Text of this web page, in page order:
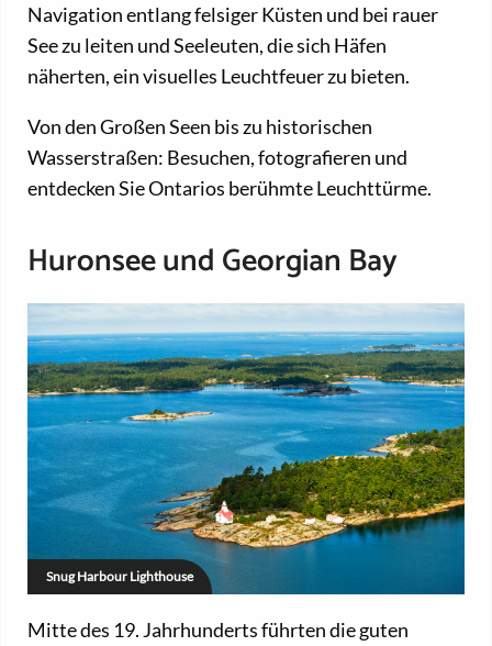
Navigation entlang felsiger Küsten und bei rauer
See zu leiten und Seeleuten, die sich Häfen
näherten, ein visuelles Leuchtfeuer zu bieten.
Von den Großen Seen bis zu historischen
Wasserstraßen: Besuchen, fotografieren und
entdecken Sie Ontarios berühmte Leuchttürme.
Huronsee und Georgian Bay
Snug Harbour Lighthouse
Mitte des 19. Jahrhunderts führten die guten